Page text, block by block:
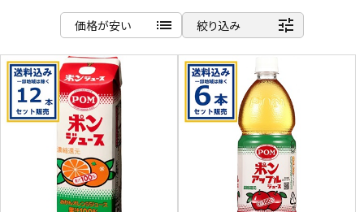
カテゴリから探す
スイーツ
お菓子
飲料
酒類
価格が安い list
商品名
新着順
発売日順
価格が安い
価格が高い
お気に入り登録数
絞り込み tune